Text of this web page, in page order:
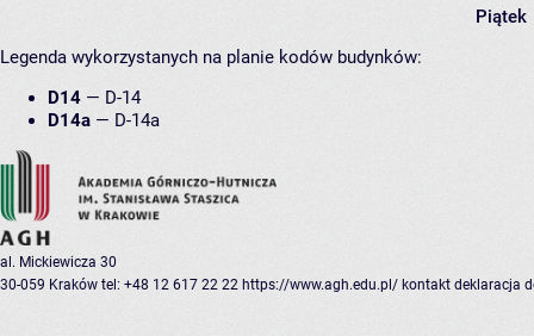
Piątek
Legenda wykorzystanych na planie kodów budynków:
D14 — D-14
D14a — D-14a
al. Mickiewicza 30
30-059 Kraków tel: +48 12 617 22 22 https://www.agh.edu.pl/ kontakt deklaracja